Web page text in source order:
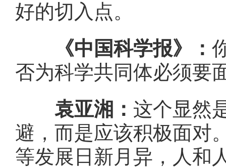
好的切入点。
《中国科学报》：
否为科学共同体必须要
袁亚湘： 这个显然
避，而是应该积极面对
等发展日新月异，人和